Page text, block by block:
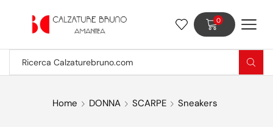
0
Home DONNA SCARPE Sneakers